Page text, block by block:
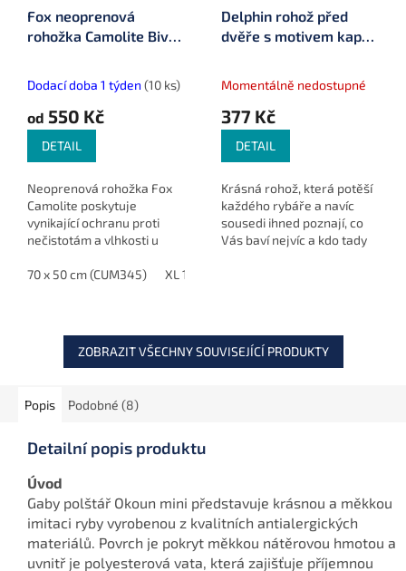
Fox neoprenová
rohožka Camolite Bivvy
Dodací doba 1 týden (10 ks)
od 550 Kč
DETAIL
Neoprenová rohožka Fox
Camolite poskytuje
vynikající ochranu proti
nečistotám a vlhkosti u
vedle lehátka. Vyrobená z
70 x 50 cm (CUM345) XL 100 x 62 cm (CUM346)
Delphin rohož před
dvěře s motivem kapra
Momentálně nedostupné
377 Kč
DETAIL
Krásná rohož, která potěší
každého rybáře a navíc
sousedi ihned poznají, co
Vás baví nejvíc a kdo tady
ZOBRAZIT VŠECHNY SOUVISEJÍCÍ PRODUKTY
Popis Podobné (8)
Detailní popis produktu
Úvod
Gaby polštář Okoun mini představuje krásnou a měkkou
imitaci ryby vyrobenou z kvalitních antialergických
materiálů. Povrch je pokryt měkkou nátěrovou hmotou a
uvnitř je polyesterová vata, která zajišťuje příjemnou